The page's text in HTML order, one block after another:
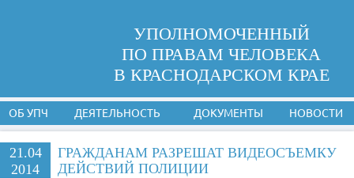
УПОЛНОМОЧЕННЫЙ
ПО ПРАВАМ ЧЕЛОВЕКА
В КРАСНОДАРСКОМ КРАЕ
ОБ УПЧ ДЕЯТЕЛЬНОСТЬ ДОКУМЕНТЫ НОВОСТИ
21.04
2014
ГРАЖДАНАМ РАЗРЕШАТ ВИДЕОСЪЕМКУ
ДЕЙСТВИЙ ПОЛИЦИИ